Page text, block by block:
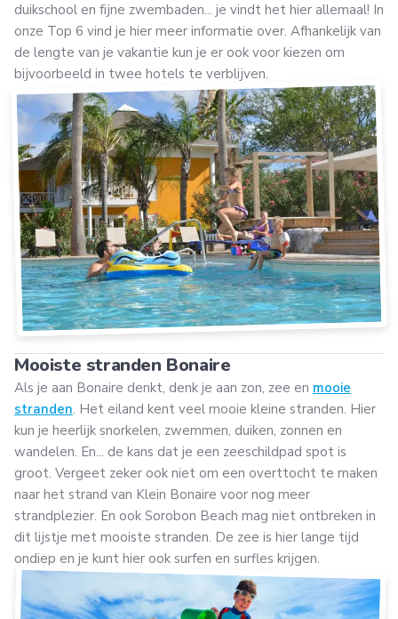
duikschool en fijne zwembaden... je vindt het hier allemaal! In
onze Top 6 vind je hier meer informatie over. Afhankelijk van
de lengte van je vakantie kun je er ook voor kiezen om
bijvoorbeeld in twee hotels te verblijven.
Mooiste stranden Bonaire
Als je aan Bonaire denkt, denk je aan zon, zee en mooie
stranden. Het eiland kent veel mooie kleine stranden. Hier
kun je heerlijk snorkelen, zwemmen, duiken, zonnen en
wandelen. En... de kans dat je een zeeschildpad spot is
groot. Vergeet zeker ook niet om een overttocht te maken
naar het strand van Klein Bonaire voor nog meer
strandplezier. En ook Sorobon Beach mag niet ontbreken in
dit lijstje met mooiste stranden. De zee is hier lange tijd
ondiep en je kunt hier ook surfen en surfles krijgen.